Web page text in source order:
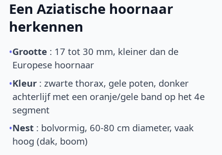
Een Aziatische hoornaar
herkennen
•Grootte : 17 tot 30 mm, kleiner dan de
Europese hoornaar
•Kleur : zwarte thorax, gele poten, donker
achterlijf met een oranje/gele band op het 4e
segment
•Nest : bolvormig, 60-80 cm diameter, vaak
hoog (dak, boom)